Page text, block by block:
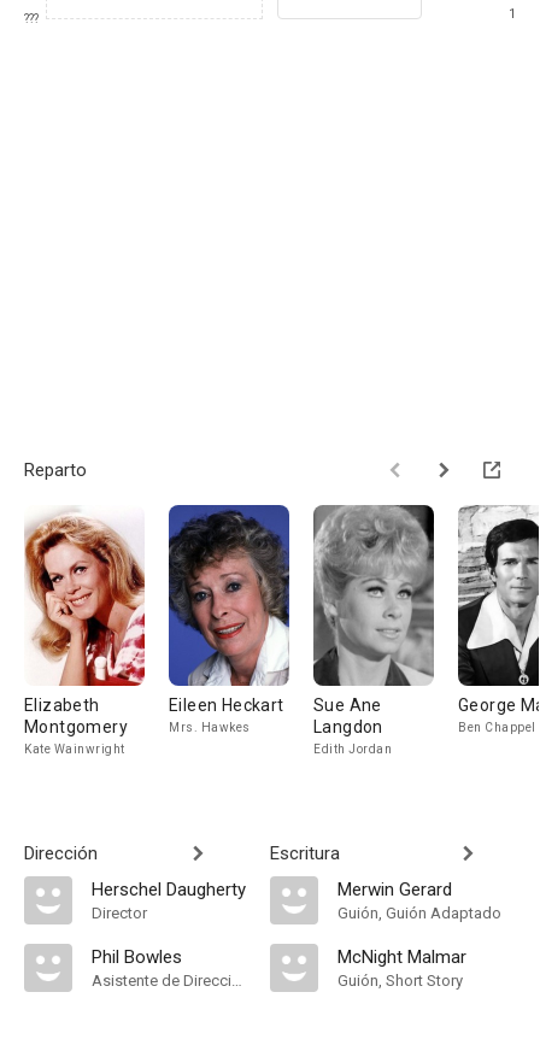
???
1
Reparto
Elizabeth
Montgomery
Kate Wainwright
Eileen Heckart
Mrs. Hawkes
Sue Ane
Langdon
Edith Jordan
George
Ben Chappel
Dirección
Herschel Daugherty
Director
Phil Bowles
Asistente de Dirección
Escritura
Merwin Gerard
Guión, Guión Adaptado
McNight Malmar
Guión, Short Story